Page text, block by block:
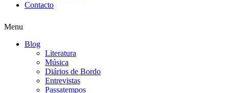
Contacto
Menu
Blog
Literatura
Música
Diários de Bordo
Entrevistas
Passatempos